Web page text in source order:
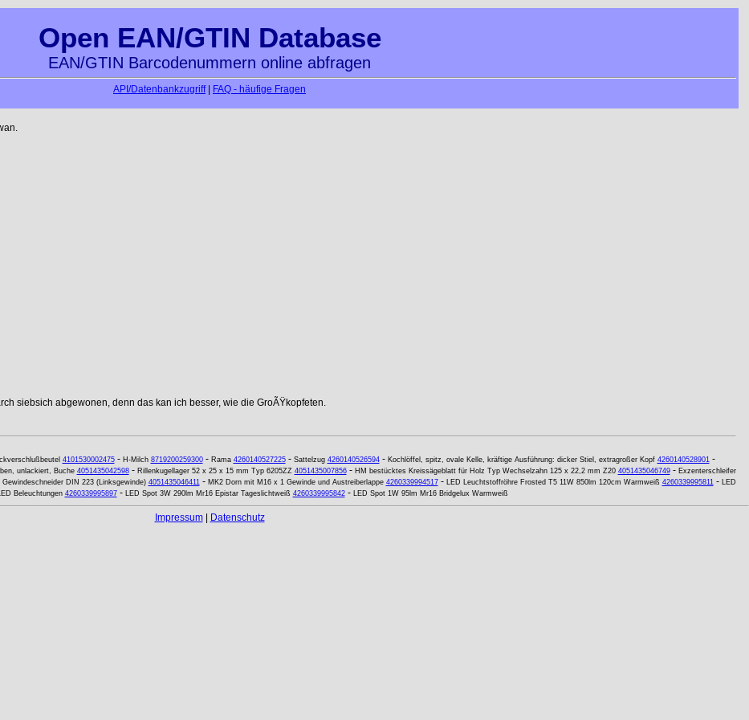
Open EAN/GTIN Database
EAN/GTIN Barcodenummern online abfragen
API/Datenbankzugriff| FAQ - häufige Fragen
siebsich abgewonen, denn das kan ich besser, wie die GroÃŸkopfeten.
4101530002475- H-Milch 8719200259300- Rama 4260140527225- Sattelzug 4260140526594- Kochlöffel, spitz, ovale Kelle, kräftige Ausführung: dicker Stiel, extragroßer Kopf 4260140528901-
unlackiert, Buche 4051435042598- Rillenkugellager 52 x 25 x 15 mm Typ 6205ZZ 4051435007856- HM bestücktes Kreissägeblatt für Holz Typ Wechselzahn 125 x 22,2 mm Z20 4051435046749- Exzenterschleifer
DIN 223 (Linksgewinde) 4051435046411- MK2 Dorn mit M16 x 1 Gewinde und Austreiberlappe 4260339994517- LED Leuchtstoffröhre Frosted T5 11W 850lm 120cm Warmweiß 4260339995811- LED
Beleuchtungen 4260339995897- LED Spot 3W 290lm Mr16 Epistar Tageslichtweiß 4260339995842- LED Spot 1W 95lm Mr16 Bridgelux Warmweiß
Impressum| Datenschutz